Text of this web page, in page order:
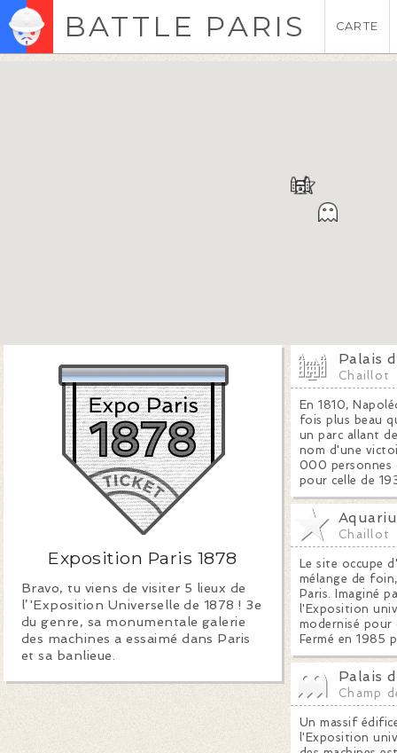
BATTLE PARIS CARTE
Exposition Paris 1878
Bravo, tu viens de visiter 5 lieux de
l’'Exposition Universelle de 1878 ! 3e
du genre, sa monumentale galerie
des machines a essaimé dans Paris
et sa banlieue.
Palais
Chaillot
En 1810,
fois plus beau
un parc allant
nom d'une
000 personnes
pour celle de
Chaillot
Le site occupe
mélange de
Paris. Imaginé
l'Exposition
modernisé pour
Fermé en
Palais
Champ
Un massif
l'Exposition